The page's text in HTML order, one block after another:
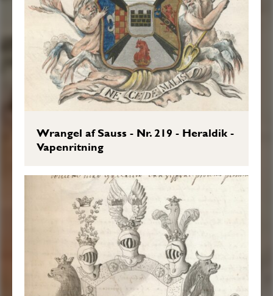
Wrangel af Sauss - Nr. 219 - Heraldik -
Vapenritning